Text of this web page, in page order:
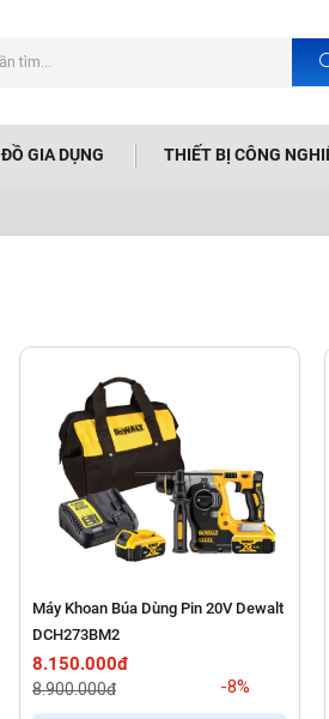
ĐỒ GIA DỤNG THIẾT BỊ CÔNG
Máy Khoan Búa Dùng Pin 20V Dewalt
DCH273BM2
8.150.000đ
8.900.000đ -8%